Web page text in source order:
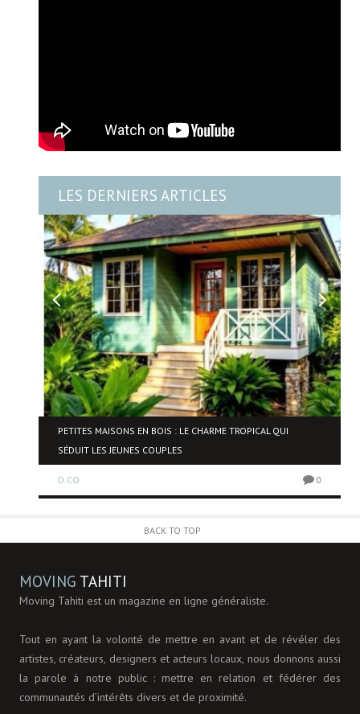
LES DERNIERS ARTICLES
PETITES MAISONS EN BOIS : LE CHARME TROPICAL QUI
SÉDUIT LES JEUNES COUPLES
D.CO 0
BACK TO TOP
MOVING TAHITI
Moving Tahiti est un magazine en ligne généraliste.
Tout en ayant la volonté de mettre en avant et de révéler des
artistes, créateurs, designers et acteurs locaux, nous donnons aussi
la parole à notre public : mettre en relation et fédérer des
communautés d’intérêts divers et de proximité.